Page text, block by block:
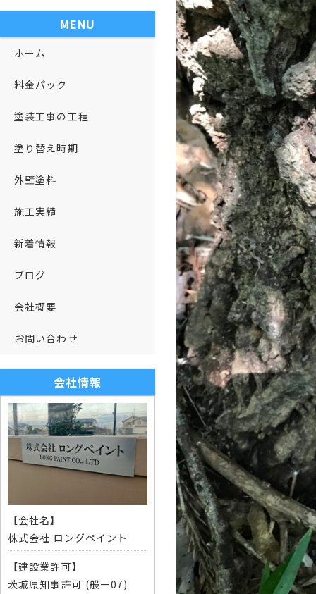
MENU
ホーム
料金パック
塗装工事の工程
塗り替え時期
外壁塗料
施工実績
新着情報
ブログ
会社概要
お問い合わせ
会社情報
【会社名】
株式会社 ロングペイント
【建設業許可】
茨城県知事許可 (般ー07)